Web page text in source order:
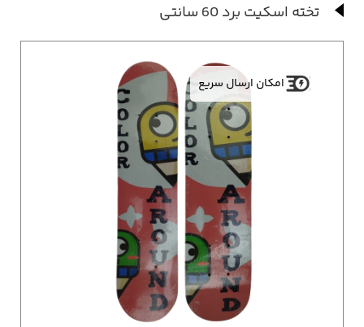
تخته اسکیت برد 60 سانتی
امکان ارسال سریع